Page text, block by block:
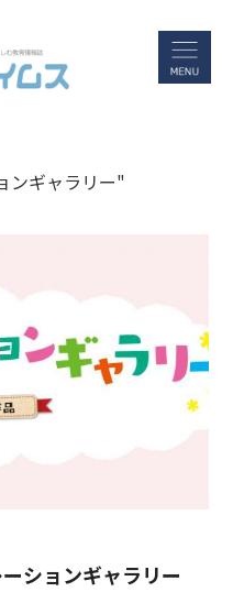
ンギャラリー"
ションギャラリー